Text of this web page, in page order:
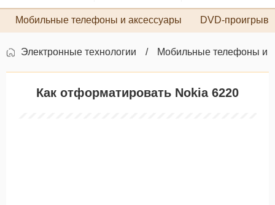
Мобильные телефоны и аксессуары DVD-
Электронные технологии Мобильные телефоны и
Как отформатировать Nokia 6220